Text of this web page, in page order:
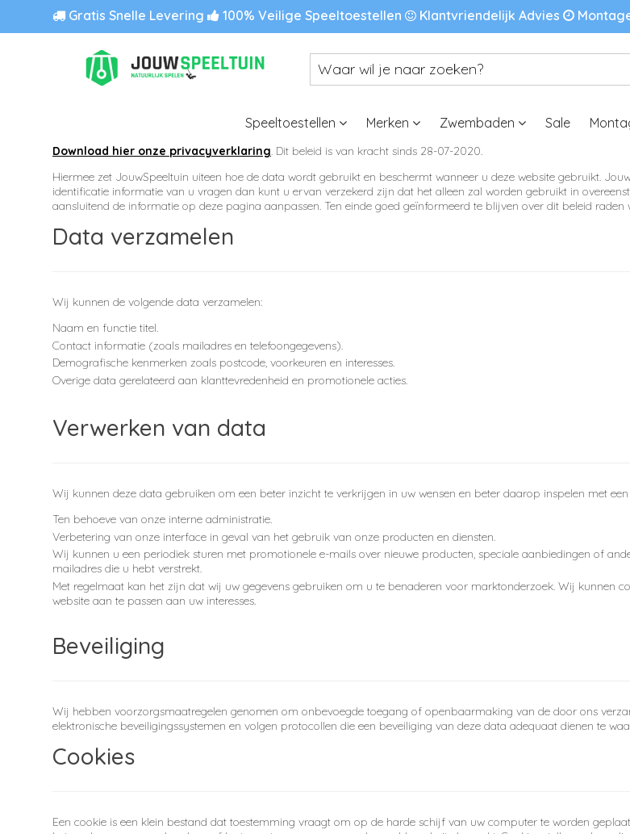
Gratis Snelle Levering 100% Veilige Speeltoestellen Klantvriendelijk Advies
Speeltoestellen Merken Zwembaden Sale
Download hier onze privacyverklaring. Dit beleid is van kracht sinds 28-07-2020.
Hiermee zet JouwSpeeltuin uiteen hoe de data wordt gebruikt en beschermt wanneer u deze website gebruikt.
identificatie informatie van u vragen dan kunt u ervan verzekerd zijn dat het alleen zal worden gebruikt in
aansluitend de informatie op deze pagina aanpassen. Ten einde goed geïnformeerd te blijven over dit beleid
Data verzamelen
Wij kunnen de volgende data verzamelen:
Naam en functie titel.
Contact informatie (zoals mailadres en telefoongegevens).
Demografische kenmerken zoals postcode, voorkeuren en interesses.
Overige data gerelateerd aan klanttevredenheid en promotionele acties.
Verwerken van data
Wij kunnen deze data gebruiken om een beter inzicht te verkrijgen in uw wensen en beter daarop inspelen met
Ten behoeve van onze interne administratie.
Verbetering van onze interface in geval van het gebruik van onze producten en diensten.
Wij kunnen u een periodiek sturen met promotionele e-mails over nieuwe producten, speciale aanbiedingen of
mailadres die u hebt verstrekt.
Met regelmaat kan het zijn dat wij uw gegevens gebruiken om u te benaderen voor marktonderzoek. Wij kunnen
website aan te passen aan uw interesses.
Beveiliging
Wij hebben voorzorgsmaatregelen genomen om onbevoegde toegang of openbaarmaking van de door ons
elektronische beveiligingssystemen en volgen protocollen die een beveiliging van deze data adequaat dienen te
Cookies
Een cookie is een klein bestand dat toestemming vraagt om op de harde schijf van uw computer te worden